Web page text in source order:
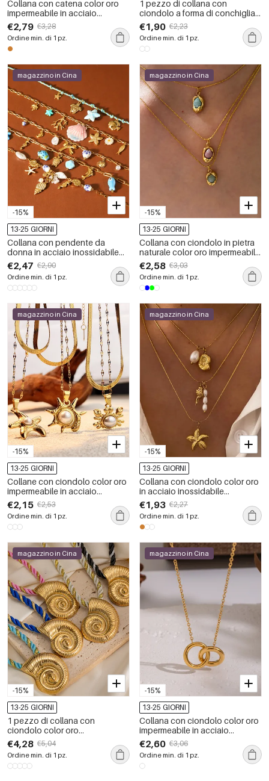
Collana con catena color oro
impermeabile in acciaio
inossidabile da 1 pezzo
€2,79 €3,28
Ordine min. di 1 pz.
1 pezzo di collana con
ciondolo a forma di conchiglia
per le vacanze, in acciaio
inossidabile, impermeabile,
color oro, da donna
€1,90 €2,23
Ordine min. di 1 pz.
-15%
magazzino in Cina
13-25 GIORNI
Collana con pendente da
donna in acciaio inossidabile
impermeabile color oro, stile
spiaggia.
€2,47 €2,90
Ordine min. di 1 pz.
-15%
magazzino in Cina
13-25 GIORNI
Collana con ciondolo in pietra
naturale color oro impermeabile
in acciaio inossidabile da 1
pezzo
€2,58 €3,03
Ordine min. di 1 pz.
-15%
magazzino in Cina
13-25 GIORNI
Collane con ciondolo color oro
impermeabile in acciaio
inossidabile oceanico
€2,15 €2,53
Ordine min. di 1 pz.
-15%
magazzino in Cina
13-25 GIORNI
Collana con ciondolo color oro
in acciaio inossidabile
oceanico da 1 pezzo
€1,93 €2,27
Ordine min. di 1 pz.
-15%
magazzino in Cina
13-25 GIORNI
1 pezzo di collana con
ciondolo color oro
impermeabile in acciaio
inossidabile a forma di buccino
€4,28 €5,04
Ordine min. di 1 pz.
-15%
magazzino in Cina
13-25 GIORNI
Collana con ciondolo color oro
impermeabile in acciaio
inossidabile con cerchio
semplice da 1 pezzo
€2,60 €3,06
Ordine min. di 1 pz.